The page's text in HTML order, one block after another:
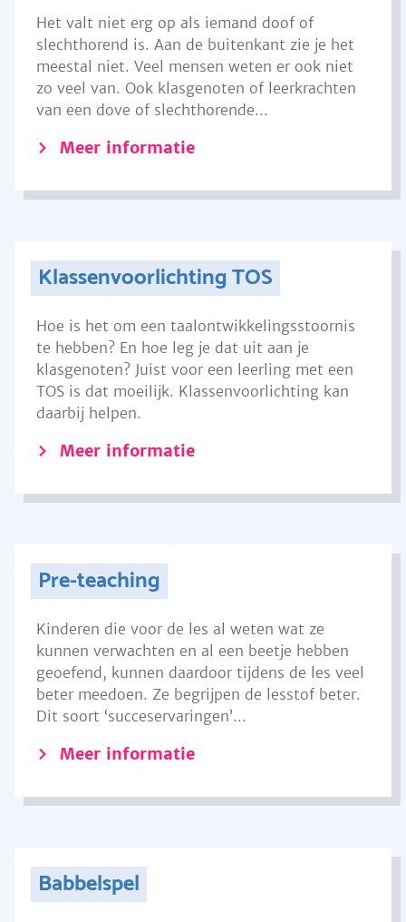
Het valt niet erg op als iemand doof of
slechthorend is. Aan de buitenkant zie je het
meestal niet. Veel mensen weten er ook niet
zo veel van. Ook klasgenoten of leerkrachten
van een dove of slechthorende...
Meer informatie
Klassenvoorlichting TOS
Hoe is het om een taalontwikkelingsstoornis
te hebben? En hoe leg je dat uit aan je
klasgenoten? Juist voor een leerling met een
TOS is dat moeilijk. Klassenvoorlichting kan
daarbij helpen.
Meer informatie
Pre-teaching
Kinderen die voor de les al weten wat ze
kunnen verwachten en al een beetje hebben
geoefend, kunnen daardoor tijdens de les veel
beter meedoen. Ze begrijpen de lesstof beter.
Dit soort ‘succeservaringen’...
Meer informatie
Babbelspel